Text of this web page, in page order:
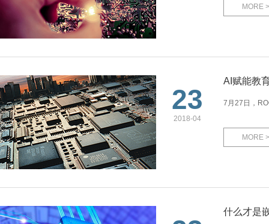
MORE >
23
2018-04
AI赋能教
7月27日，
MORE >
什么才是